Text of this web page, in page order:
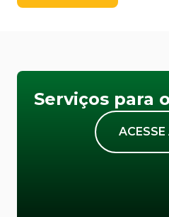
Serviços para
ACESSE